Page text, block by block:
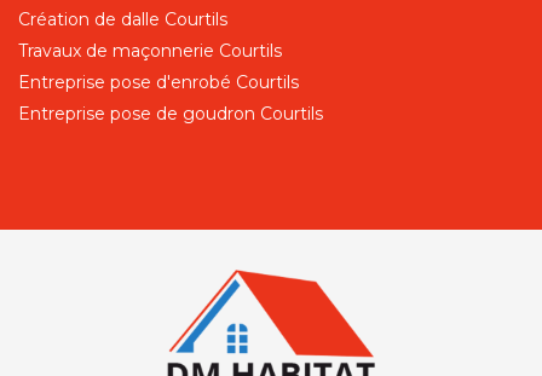
Création de dalle Courtils
Travaux de maçonnerie Courtils
Entreprise pose d'enrobé Courtils
Entreprise pose de goudron Courtils